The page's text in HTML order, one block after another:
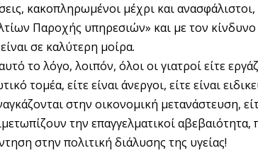
κακοπληρωμένοι μέχρι και
Παροχής υπηρεσιών» και με τον κίνδυνο
σε καλύτερη μοίρα.
το λόγο, λοιπόν, όλοι οι γιατροί είτε
τομέα, είτε είναι άνεργοι, είτε είναι
στην οικονομική μετανάστευση,
την επαγγελματικοί αβεβαιότητα,
στην πολιτική διάλυσης της υγείας!